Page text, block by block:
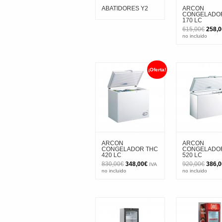
ABATIDORES Y2
ARCON
170 LC
615,00€ El
precio
no incluido
¡Oferta!
ARCON
CONGELADOR THC
420 LC
830,00€ El
precio
348,00€ElIVA
no incluido
ARCON
520 LC
920,00€ El
precio
no incluido